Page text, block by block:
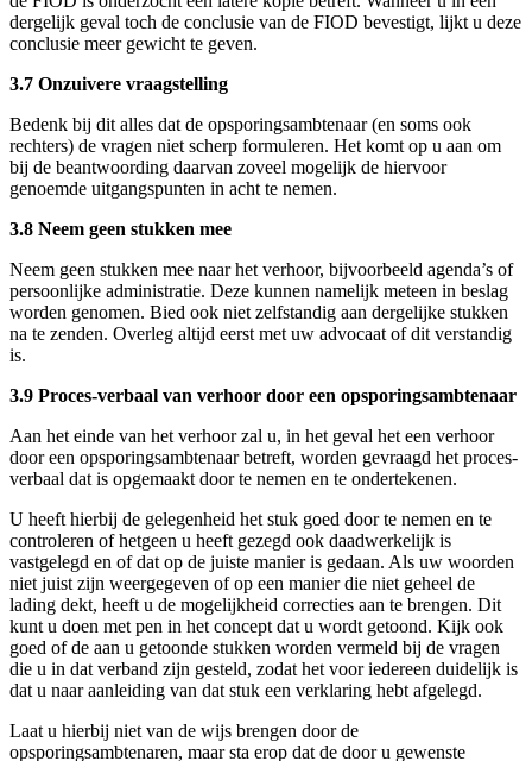
dergelijk geval toch de conclusie van de FIOD bevestigt, lijkt u deze
conclusie meer gewicht te geven.
3.7 Onzuivere vraagstelling
Bedenk bij dit alles dat de opsporingsambtenaar (en soms ook
rechters) de vragen niet scherp formuleren. Het komt op u aan om
bij de beantwoording daarvan zoveel mogelijk de hiervoor
genoemde uitgangspunten in acht te nemen.
3.8 Neem geen stukken mee
Neem geen stukken mee naar het verhoor, bijvoorbeeld agenda’s of
persoonlijke administratie. Deze kunnen namelijk meteen in beslag
worden genomen. Bied ook niet zelfstandig aan dergelijke stukken
na te zenden. Overleg altijd eerst met uw advocaat of dit verstandig
is.
3.9 Proces-verbaal van verhoor door een opsporingsambtenaar
Aan het einde van het verhoor zal u, in het geval het een verhoor
door een opsporingsambtenaar betreft, worden gevraagd het proces-
verbaal dat is opgemaakt door te nemen en te ondertekenen.
U heeft hierbij de gelegenheid het stuk goed door te nemen en te
controleren of hetgeen u heeft gezegd ook daadwerkelijk is
vastgelegd en of dat op de juiste manier is gedaan. Als uw woorden
niet juist zijn weergegeven of op een manier die niet geheel de
lading dekt, heeft u de mogelijkheid correcties aan te brengen. Dit
kunt u doen met pen in het concept dat u wordt getoond. Kijk ook
goed of de aan u getoonde stukken worden vermeld bij de vragen
die u in dat verband zijn gesteld, zodat het voor iedereen duidelijk is
dat u naar aanleiding van dat stuk een verklaring hebt afgelegd.
Laat u hierbij niet van de wijs brengen door de
opsporingsambtenaren, maar sta erop dat de door u gewenste